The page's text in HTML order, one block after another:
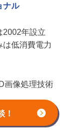
！
ナル
2002年設立
低消費電力
画像処理技術
（人工知能）